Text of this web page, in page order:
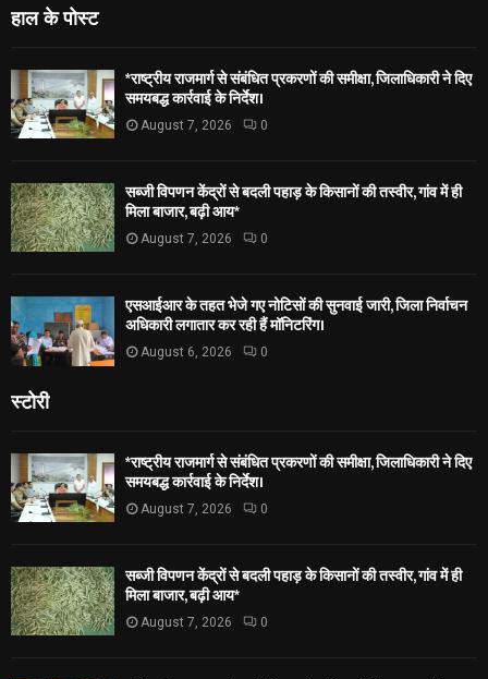
हाल के पोस्ट
*राष्ट्रीय राजमार्ग से संबंधित प्रकरणों की समीक्षा, जिलाधिकारी ने दिए
समयबद्ध कार्रवाई के निर्देश।
August 7, 2026 0
सब्जी विपणन केंद्रों से बदली पहाड़ के किसानों की तस्वीर, गांव में ही
मिला बाजार, बढ़ी आय*
August 7, 2026 0
एसआईआर के तहत भेजे गए नोटिसों की सुनवाई जारी, जिला निर्वाचन
अधिकारी लगातार कर रही हैं मॉनिटरिंग।
August 6, 2026 0
स्टोरी
*राष्ट्रीय राजमार्ग से संबंधित प्रकरणों की समीक्षा, जिलाधिकारी ने दिए
समयबद्ध कार्रवाई के निर्देश।
August 7, 2026 0
सब्जी विपणन केंद्रों से बदली पहाड़ के किसानों की तस्वीर, गांव में ही
मिला बाजार, बढ़ी आय*
August 7, 2026 0